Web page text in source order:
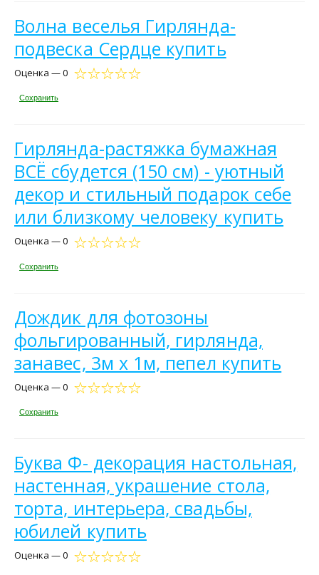
Волна веселья Гирлянда-
подвеска Сердце купить
Оценка — 0
Сохранить
Гирлянда-растяжка бумажная
ВСЁ сбудется (150 см) - уютный
декор и стильный подарок себе
или близкому человеку купить
Оценка — 0
Сохранить
Дождик для фотозоны
фольгированный, гирлянда,
занавес, 3м х 1м, пепел купить
Оценка — 0
Сохранить
Буква Ф- декорация настольная,
настенная, украшение стола,
торта, интерьера, свадьбы,
юбилей купить
Оценка — 0